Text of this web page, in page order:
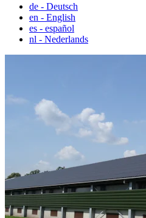
de - Deutsch
en - English
es - español
nl - Nederlands